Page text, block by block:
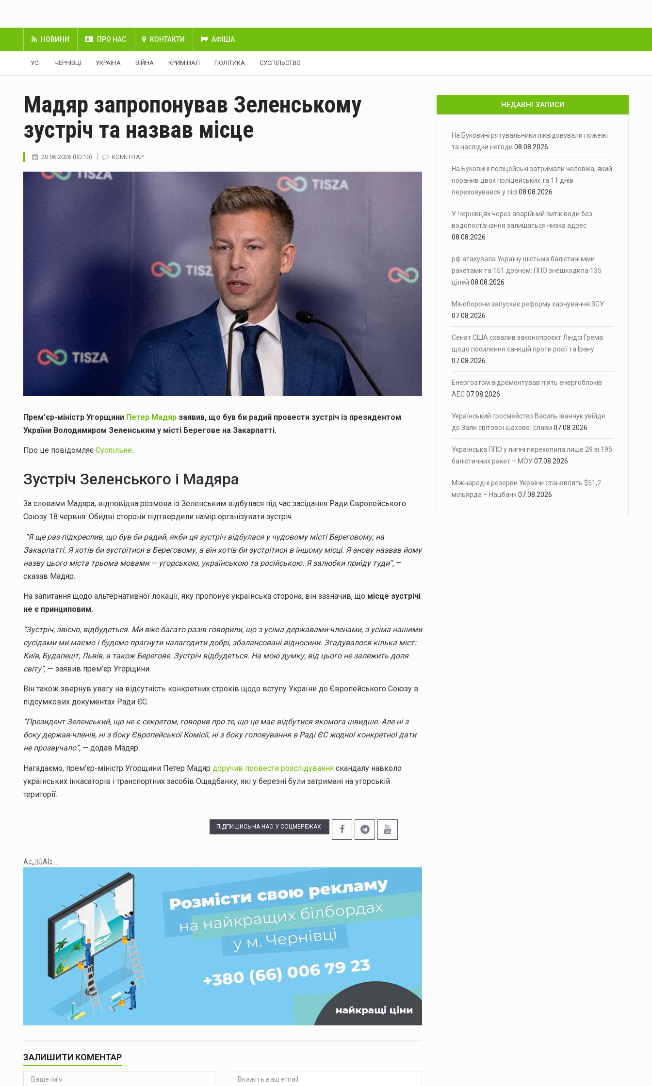
НОВИНИ ПРО НАС КОНТАКТИ АФІША
УСІ ЧЕРНІВЦІ УКРАЇНА ВІЙНА КРИМІНАЛ ПОЛІТИКА СУСПІЛЬСТВО
Мадяр запропонував Зеленському
зустріч та назвав місце
20.06.2026 (00:10) КОМЕНТАР
Прем’єр-міністр Угорщини Петер Мадяр заявив, що був би радий провести зустріч із президентом
України Володимиром Зеленським у місті Берегове на Закарпатті.
Про це повідомляє Суспільне.
Зустріч Зеленського і Мадяра
За словами Мадяра, відповідна розмова із Зеленським відбулася під час засідання Ради Європейського
Союзу 18 червня. Обидві сторони підтвердили намір організувати зустріч.
“Я ще раз підкреслив, що був би радий, якби ця зустріч відбулася у чудовому місті Береговому, на
Закарпатті. Я хотів би зустрітися в Береговому, а він хотів би зустрітися в іншому місці. Я знову назвав йому
назву цього міста трьома мовами — угорською, українською та російською. Я залюбки приїду туди”, —
сказав Мадяр.
На запитання щодо альтернативної локації, яку пропонує українська сторона, він зазначив, що місце зустрічі
не є принциповим.
“Зустріч, звісно, відбудеться. Ми вже багато разів говорили, що з усіма державами-членами, з усіма нашими
сусідами ми маємо і будемо прагнути налагодити добрі, збалансовані відносини. Згадувалося кілька міст:
Київ, Будапешт, Львів, а також Берегове. Зустріч відбудеться. На мою думку, від цього не залежить доля
світу”, — заявив прем’єр Угорщини.
Він також звернув увагу на відсутність конкретних строків щодо вступу України до Європейського Союзу в
підсумкових документах Ради ЄС.
“Президент Зеленський, що не є секретом, говорив про те, що це має відбутися якомога швидше. Але ні з
боку держав-членів, ні з боку Європейської Комісії, ні з боку головування в Раді ЄС жодної конкретної дати
не прозвучало”, — додав Мадяр.
Нагадаємо, прем’єр-міністр Угорщини Петер Мадяр доручив провести розслідування скандалу навколо
українських інкасаторів і транспортних засобів Ощадбанку, які у березні були затримані на угорській
території.
ПІДПИШИСЬ НА НАС У СОЦМЕРЕЖАХ:
Á‡„ÛÁÍ‡...
ЗАЛИШИТИ КОМЕНТАР
НЕДАВНІ ЗАПИСИ
На Буковині рятувальники ліквідовували пожежі
та наслідки негоди 08.08.2026
На Буковині поліцейські затримали чоловіка, який
поранив двох поліцейських та 11 днів
переховувався у лісі 08.08.2026
У Чернівцях через аварійний витік води без
водопостачання залишаться низка адрес
08.08.2026
рф атакувала Україну шістьма балістичними
ракетами та 151 дроном: ППО знешкодила 135
цілей 08.08.2026
Міноборони запускає реформу харчування ЗСУ
07.08.2026
Сенат США схвалив законопроєкт Ліндсі Грема
щодо посилення санкцій проти росії та Ірану
07.08.2026
Енергоатом відремонтував п’ять енергоблоків
АЕС07.08.2026
Український гросмейстер Василь Іванчук увійде
до Зали світової шахової слави 07.08.2026
Українська ППО у липні перехопила лише 29 зі 195
балістичних ракет – МОУ07.08.2026
Міжнародні резерви України становлять $51,2
мільярда – Нацбанк07.08.2026